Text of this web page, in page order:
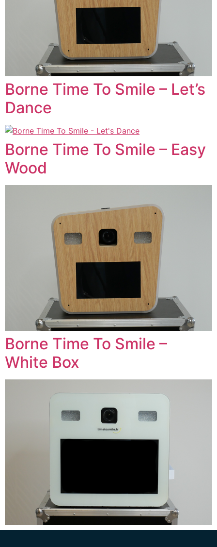
Borne Time To Smile – Let’s
Dance
Borne Time To Smile – Easy
Wood
Borne Time To Smile –
White Box